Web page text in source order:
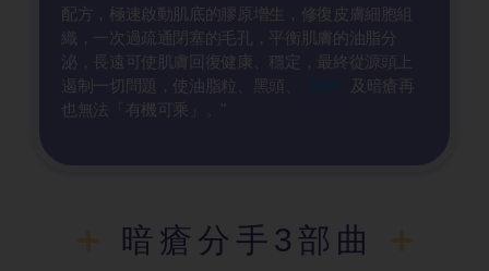
配方，極速啟動肌底的膠原增生，修復皮膚細胞組
織，一次過疏通閉塞的毛孔，平衡肌膚的油脂分
泌，長遠可使肌膚回復健康、穩定，最終從源頭上
遏制一切問題，使油脂粒、黑頭、
及暗瘡再
也無法「有機可乘」。"
暗瘡分手3部曲